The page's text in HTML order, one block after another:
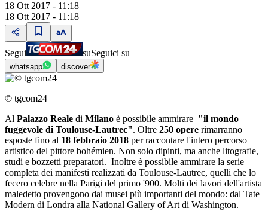
18 Ott 2017 - 11:18
18 Ott 2017 - 11:18
Segui suSeguici su
whatsapp discover
© tgcom24
Al Palazzo Reale di Milano è possibile ammirare "il mondo
fuggevole di Toulouse-Lautrec". Oltre 250 opere rimarranno
esposte fino al 18 febbraio 2018 per raccontare l'intero percorso
artistico del pittore bohémien. Non solo dipinti, ma anche litografie,
studi e bozzetti preparatori. Inoltre è possibile ammirare la serie
completa dei manifesti realizzati da Toulouse-Lautrec, quelli che lo
fecero celebre nella Parigi del primo '900. Molti dei lavori dell'artista
maledetto provengono dai musei più importanti del mondo: dal Tate
Modern di Londra alla National Gallery of Art di Washington.